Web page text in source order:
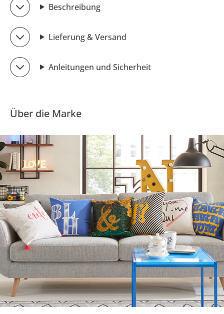
Beschreibung
Lieferung & Versand
Anleitungen und Sicherheit
Über die Marke